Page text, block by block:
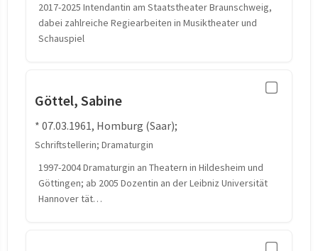
2017-2025 Intendantin am Staatstheater Braunschweig,
dabei zahlreiche Regiearbeiten in Musiktheater und
Schauspiel
Göttel, Sabine
* 07.03.1961, Homburg (Saar);
Schriftstellerin; Dramaturgin
1997-2004 Dramaturgin an Theatern in Hildesheim und
Göttingen; ab 2005 Dozentin an der Leibniz Universität
Hannover tät…